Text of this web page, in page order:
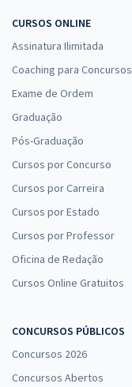
CURSOS ONLINE
Assinatura Ilimitada
Coaching para Concursos
Exame de Ordem
Graduação
Pós-Graduação
Cursos por Concurso
Cursos por Carreira
Cursos por Estado
Cursos por Professor
Oficina de Redação
Cursos Online Gratuitos
CONCURSOS PÚBLICOS
Concursos 2026
Concursos Abertos